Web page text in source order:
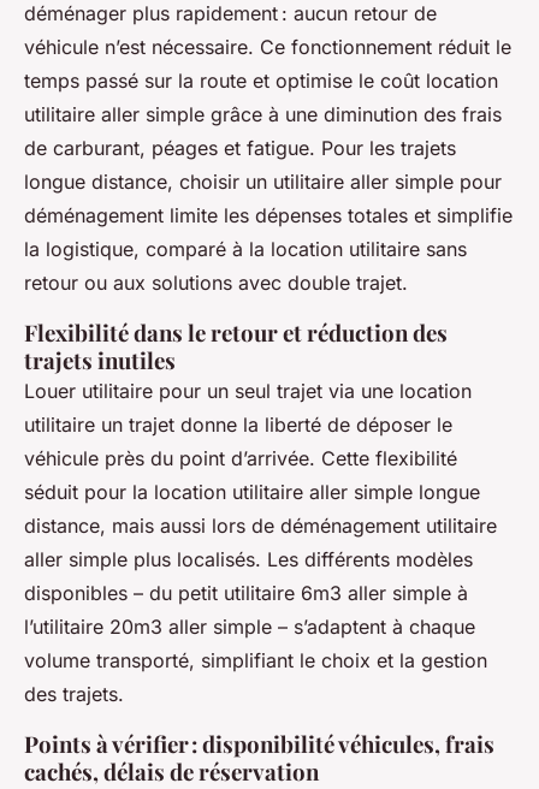
déménager plus rapidement : aucun retour de
véhicule n’est nécessaire. Ce fonctionnement réduit le
temps passé sur la route et optimise le coût location
utilitaire aller simple grâce à une diminution des frais
de carburant, péages et fatigue. Pour les trajets
longue distance, choisir un utilitaire aller simple pour
déménagement limite les dépenses totales et simplifie
la logistique, comparé à la location utilitaire sans
retour ou aux solutions avec double trajet.
Flexibilité dans le retour et réduction des
trajets inutiles
Louer utilitaire pour un seul trajet via une location
utilitaire un trajet donne la liberté de déposer le
véhicule près du point d’arrivée. Cette flexibilité
séduit pour la location utilitaire aller simple longue
distance, mais aussi lors de déménagement utilitaire
aller simple plus localisés. Les différents modèles
disponibles – du petit utilitaire 6m3 aller simple à
l’utilitaire 20m3 aller simple – s’adaptent à chaque
volume transporté, simplifiant le choix et la gestion
des trajets.
Points à vérifier : disponibilité véhicules, frais
cachés, délais de réservation